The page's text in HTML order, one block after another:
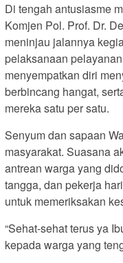
Di tengah antusiasme
Komjen Pol. Prof. Dr.
meninjau jalannya
pelaksanaan
menyempatkan diri
berbincang hangat,
mereka satu per satu.
Senyum dan sapaan
masyarakat. Suasana
antrean warga yang
tangga, dan pekerja
untuk memeriksakan
“Sehat-sehat terus ya
kepada warga yang